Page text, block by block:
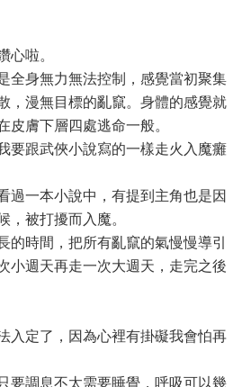
心啦。
全身無力無法控制，感覺當初聚集
，漫無目標的亂竄。身體的感覺就
皮膚下層四處逃命一般。
要跟武俠小說寫的一樣走火入魔癱
過一本小說中，有提到主角也是因
，被打擾而入魔。
的時間，把所有亂竄的氣慢慢導引
小週天再走一次大週天，走完之後
入定了，因為心裡有掛礙我會怕再
要調息不太需要睡覺，呼吸可以幾